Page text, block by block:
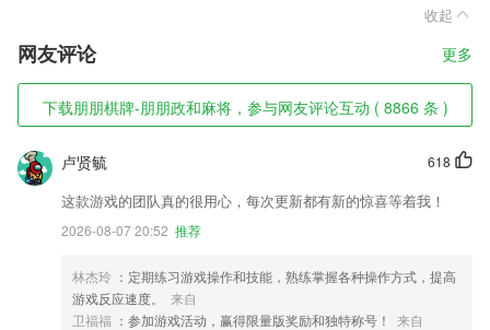
收起
网友评论 更多
下载朋朋棋牌-朋朋政和麻将，参与网友评论互动 ( 8866 条 )
618
卢贤毓
这款游戏的团队真的很用心，每次更新都有新的惊喜等着我！
2026-08-07 20:52 推荐
林杰玲 ：定期练习游戏操作和技能，熟练掌握各种操作方式，提高
游戏反应速度。
来自
卫福福 ：参加游戏活动，赢得限量版奖励和独特称号！
来自